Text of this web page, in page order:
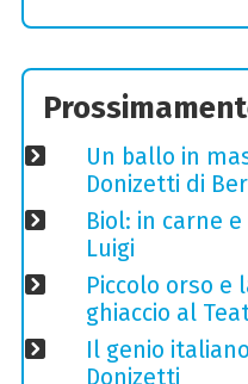
Un ballo in
Donizetti di
Biol: in carne e
Luigi
Piccolo orso e
ghiaccio al
Il genio
Donizetti